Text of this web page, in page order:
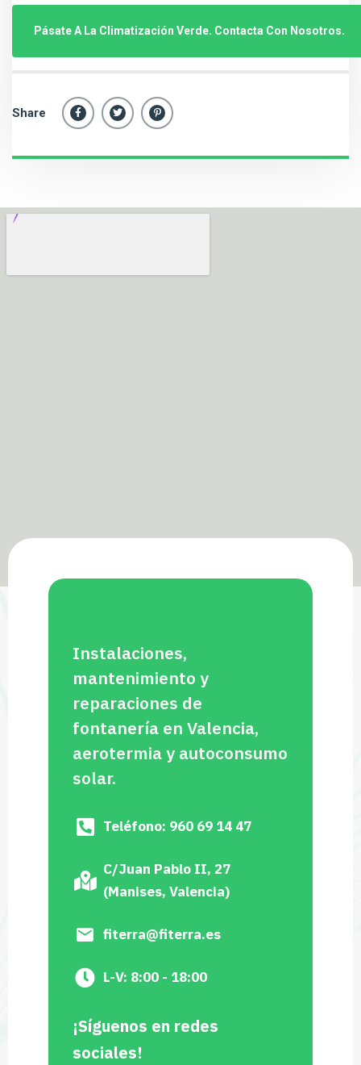
Pásate A La Climatización Verde. Contacta Con Nosotros.
Share
Instalaciones,
mantenimiento y
reparaciones de
fontanería en Valencia,
aerotermia y autoconsumo
solar.
Teléfono: 960 69 14 47
C/Juan Pablo II, 27
(Manises, Valencia)
fiterra@fiterra.es
L-V: 8:00 - 18:00
¡Síguenos en redes
sociales!